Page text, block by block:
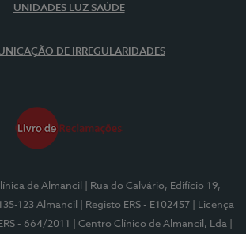
UNIDADES LUZ SAÚDE
DE IRREGULARIDADES
de Almancil
| Rua do Calvário, Edifício 19,
123 Almancil
| Registo ERS - E102457
| Licença
- 664/2011
| Centro Clínico de Almancil, Lda